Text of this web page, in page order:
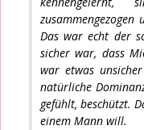
Das war echt der
sicher war, dass
war etwas
natürliche
gefühlt, beschützt.
einem Mann will.